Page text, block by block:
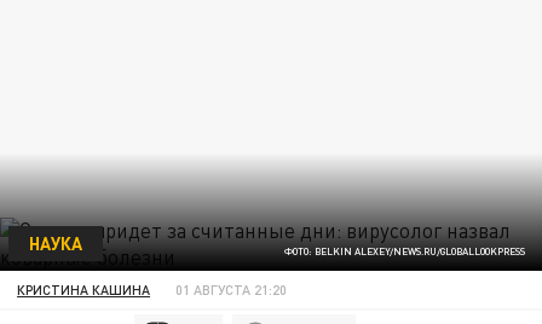
ФОТО: BELKIN ALEXEY/NEWS.RU/GLOBALLOOKPRESS
НАУКА
КРИСТИНА КАШИНА 01 АВГУСТА 21:20